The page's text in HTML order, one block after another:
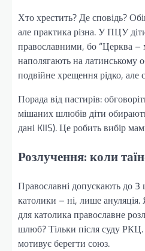
Хто хрестить? Де сповідь?
але практика різна. У ПЦУ
православними, бо “Церква –
наполягають на латинському
подвійне хрещення рідко, але
Порада від пастирів:
мішаних шлюбів діти обирають
дані KIIS). Це робить вибір
Розлучення: коли
Православні допускають до
католики – ні, лише
для католика православне
шлюб? Тільки після суду РКЦ.
мотивує берегти союз.